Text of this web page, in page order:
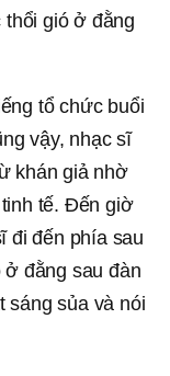
gió ở đằng
tổ chức buổi
vậy, nhạc sĩ
khán giả nhờ
tế. Đến giờ
đi đến phía sau
đằng sau đàn
sáng sủa và nói